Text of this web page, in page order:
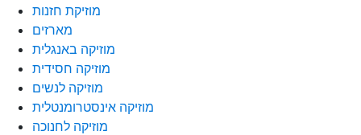
מוזיקת חזנות
מארזים
מוזיקה באנגלית
מוזיקה חסידית
מוזיקה לנשים
מוזיקה אינסטרומנטלית
מוזיקה לחנוכה